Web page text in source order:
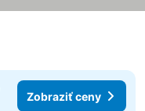
Zobraziť ceny